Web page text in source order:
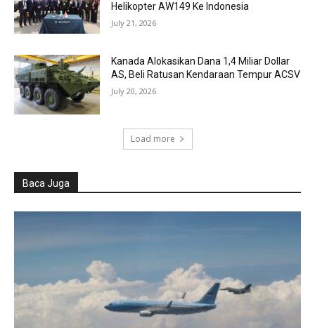
Helikopter AW149 Ke Indonesia
July 21, 2026
Kanada Alokasikan Dana 1,4 Miliar Dollar
AS, Beli Ratusan Kendaraan Tempur ACSV
July 20, 2026
Load more
Baca Juga